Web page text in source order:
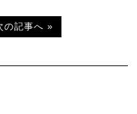
の記事へ »